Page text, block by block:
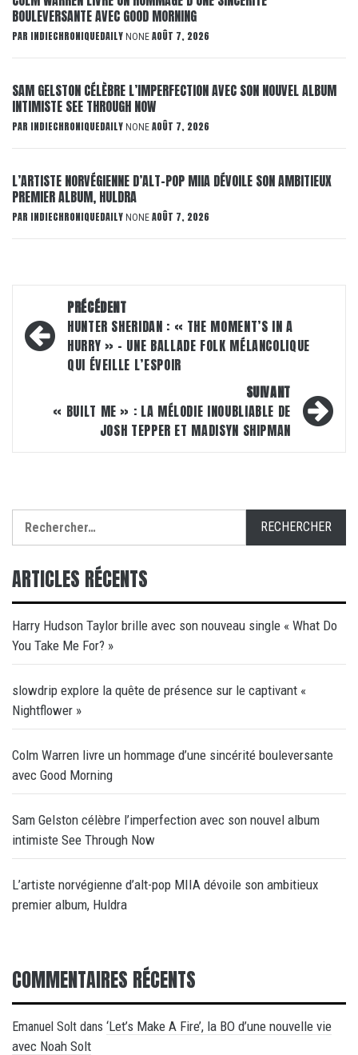
BOULEVERSANTE AVEC GOOD MORNING
PAR INDIECHRONIQUEDAILY NONE AOÛT 7, 2026
SAM GELSTON CÉLÈBRE L’IMPERFECTION AVEC SON NOUVEL ALBUM
INTIMISTE SEE THROUGH NOW
PAR INDIECHRONIQUEDAILY NONE AOÛT 7, 2026
L’ARTISTE NORVÉGIENNE D’ALT-POP MIIA DÉVOILE SON AMBITIEUX
PREMIER ALBUM, HULDRA
PAR INDIECHRONIQUEDAILY NONE AOÛT 7, 2026
Navigation
d’article
PRÉCÉDENT
HUNTER SHERIDAN : « THE MOMENT’S IN A
HURRY » – UNE BALLADE FOLK MÉLANCOLIQUE
QUI ÉVEILLE L’ESPOIR
SUIVANT
« BUILT ME » : LA MÉLODIE INOUBLIABLE DE
JOSH TEPPER ET MADISYN SHIPMAN
ARTICLES RÉCENTS
Harry Hudson Taylor brille avec son nouveau single « What Do
You Take Me For? »
slowdrip explore la quête de présence sur le captivant «
Nightflower »
Colm Warren livre un hommage d’une sincérité bouleversante
avec Good Morning
Sam Gelston célèbre l’imperfection avec son nouvel album
intimiste See Through Now
L’artiste norvégienne d’alt-pop MIIA dévoile son ambitieux
premier album, Huldra
COMMENTAIRES RÉCENTS
Emanuel Solt dans ‘Let’s Make A Fire’, la BO d’une nouvelle vie
avec Noah Solt